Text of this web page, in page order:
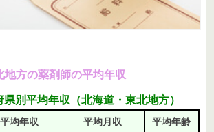
地方の薬剤師の平均年収
別平均年収（北海道・東北地方）
平均年収 平均月収 平均年齢